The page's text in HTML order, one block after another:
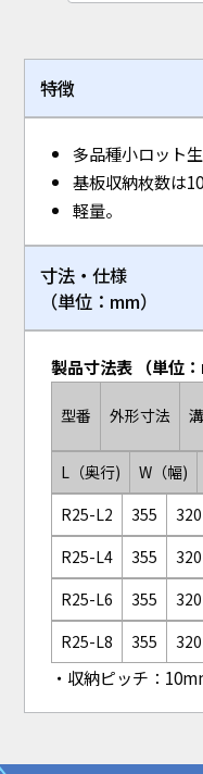
特徴
多品種小ロット生
基板収納枚数は
軽量。
寸法・仕様
（単位：mm）
製品寸法表 （単位：
型番 外形寸法
L（奥行)
W（幅)
R25-L2
355 320
R25-L4
355 320
R25-L6
355 320
R25-L8
355 320
・収納ピッチ：